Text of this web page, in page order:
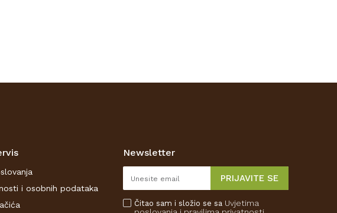
i osobnih podataka
Newsletter
PRIJAVITE SE
Čitao sam i složio se sa Uvjetima